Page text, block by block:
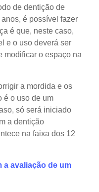
de dentição de
é possível fazer
é que, neste caso,
e o uso deverá ser
modificar o espaço na
a mordida e os
é o uso de um
só será iniciado
a dentição
na faixa dos 12
a avaliação de um